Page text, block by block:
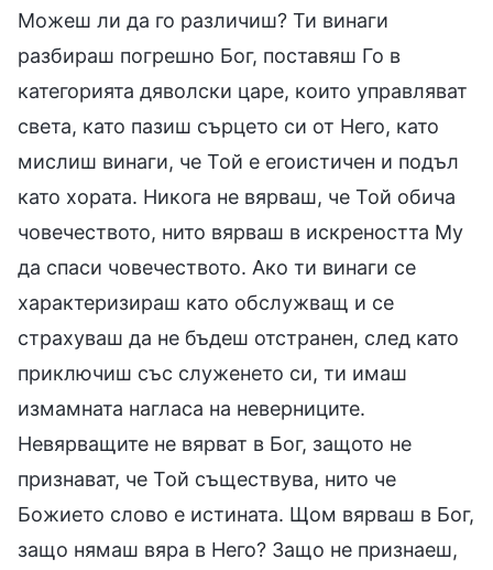
Можеш ли да го различиш? Ти винаги
разбираш погрешно Бог, поставяш Го в
категорията дяволски царе, които управляват
света, като пазиш сърцето си от Него, като
мислиш винаги, че Той е егоистичен и подъл
като хората. Никога не вярваш, че Той обича
човечеството, нито вярваш в искреността Му
да спаси човечеството. Ако ти винаги се
характеризираш като обслужващ и се
страхуваш да не бъдеш отстранен, след като
приключиш със служенето си, ти имаш
измамната нагласа на неверниците.
Невярващите не вярват в Бог, защото не
признават, че Той съществува, нито че
Божието слово е истината. Щом вярваш в Бог,
защо нямаш вяра в Него? Защо не признаеш,